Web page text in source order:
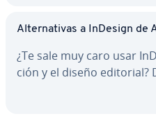
Al­te­r­na­ti­vas a InDesign de
¿Te sale muy caro usar
ción y el diseño editorial?